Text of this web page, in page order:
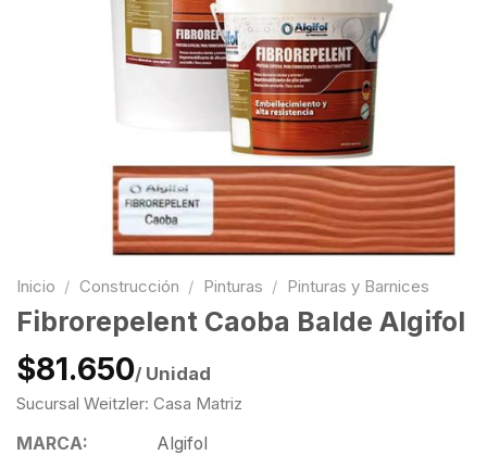
Inicio / Construcción / Pinturas / Pinturas y Barnices
Fibrorepelent Caoba Balde Algifol
$81.650/ Unidad
Sucursal Weitzler: Casa Matriz
MARCA:
Algifol